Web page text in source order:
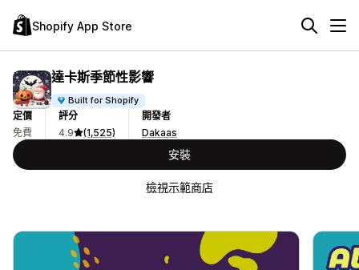
Shopify App Store
達卡斯季節性影響
Built for Shopify
定價
免費
評分
4.9
(1,525)
開發者
Dakaas
安裝
檢視示範商店